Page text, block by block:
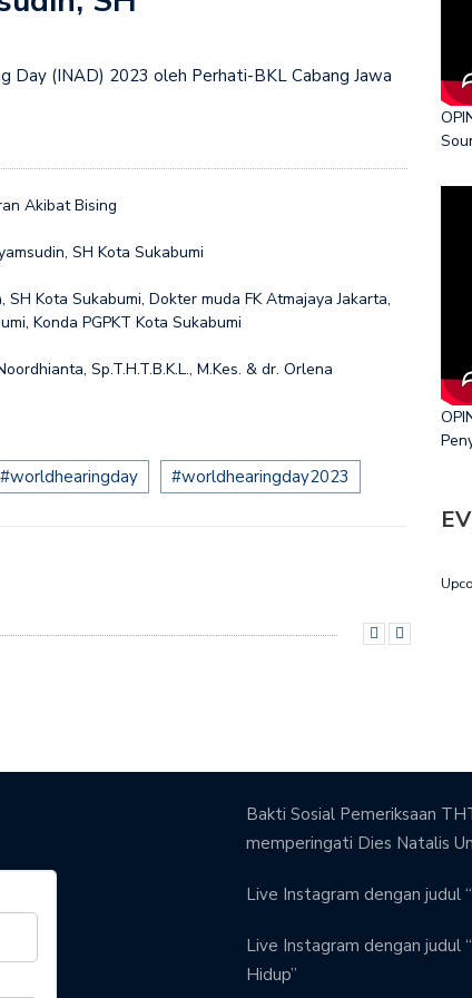
Day (INAD) 2023 oleh Perhati-BKL Cabang Jawa
Akibat Bising
SH Kota Sukabumi
SH Kota Sukabumi, Dokter muda FK Atmajaya Jakarta,
Konda PGPKT Kota Sukabumi
Sp.T.H.T.B.K.L., M.Kes. & dr. Orlena
#worldhearingday #worldhearingday2023
Bakti Sosial Pemeriksaan
memperingati Dies Natalis
Live Instagram dengan judul
Live Instagram dengan judul
Hidup”